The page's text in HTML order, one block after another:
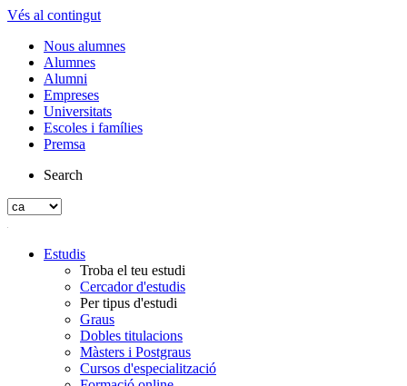
Vés al contingut
Nous alumnes
Alumnes
Alumni
Empreses
Universitats
Escoles i famílies
Premsa
Search
Estudis
Troba el teu estudi
Cercador d'estudis
Per tipus d'estudi
Graus
Dobles titulacions
Màsters i Postgraus
Cursos d'especialització